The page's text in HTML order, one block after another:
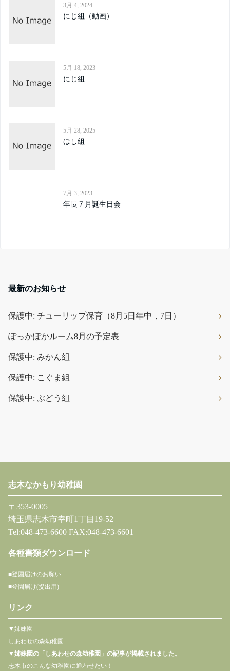
3月 4, 2024
にじ組（動画）
5月 18, 2023
にじ組
5月 28, 2025
ほし組
7月 3, 2023
年長７月誕生日会
最新のお知らせ
保護中: チューリップ保育（8月5日年中，7日）
ぽっかぽかルーム8月の予定表
保護中: みかん組
保護中: こぐま組
保護中: ぶどう組
志木なかもり幼稚園
〒353-0005
埼玉県志木市幸町1丁目19-52
Tel:048-473-6600 FAX:048-473-6601
各種書類ダウンロード
■登園届けのお願い
■登園届け(提出用)
リンク
▼姉妹園
しあわせの森幼稚園
▼姉妹園の「しあわせの森幼稚園」の記事が掲載されました。
志木市のこんな幼稚園に通わせたい！